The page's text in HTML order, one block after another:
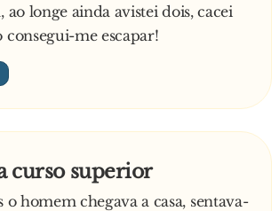
ao longe ainda avistei dois, cacei
me escapar!
curso superior
o homem chegava a casa, sentava-